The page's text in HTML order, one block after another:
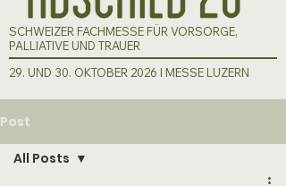
SCHWEIZER FACHMESSE FÜR VORSORGE,
PALLIATIVE UND TRAUER
29. UND 30. OKTOBER 2026 I MESSE LUZERN
Post
All Posts